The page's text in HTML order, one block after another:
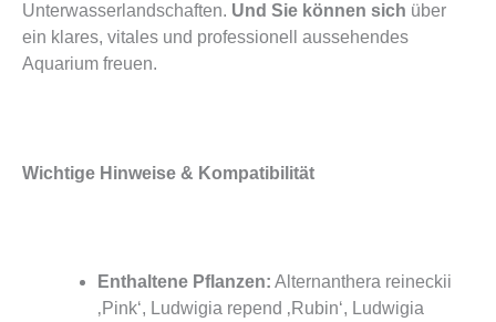
Unterwasserlandschaften. Und Sie können sich über
ein klares, vitales und professionell aussehendes
Aquarium freuen.
Wichtige Hinweise & Kompatibilität
Enthaltene Pflanzen: Alternanthera reineckii
‚Pink‘, Ludwigia repend ‚Rubin‘, Ludwigia